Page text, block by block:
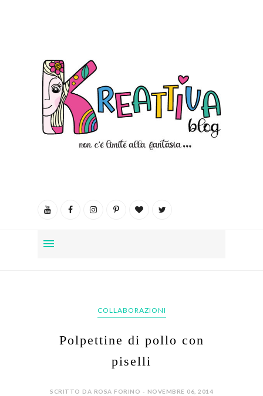
COLLABORAZIONI
Polpettine di pollo con
piselli
SCRITTO DA ROSA FORINO - NOVEMBRE 06, 2014